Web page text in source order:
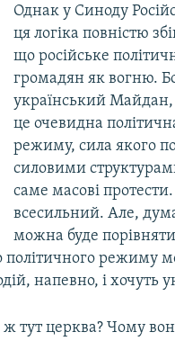
Однак у Синоду
ця логіка повністю
що російське
громадян як вогню.
український Майдан,
це очевидна
режиму, сила якого
силовими
саме масові
всесильний. Але,
можна буде
політичного режиму
напевно, і хочуть
тут церква? Чому